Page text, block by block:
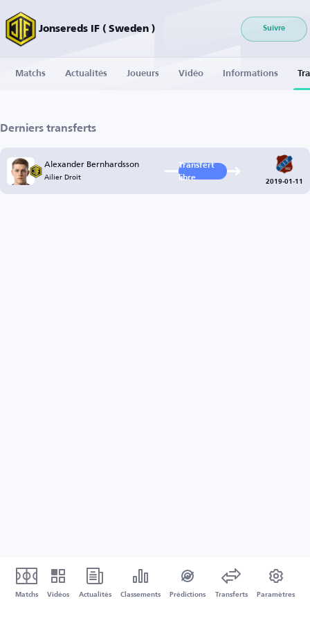
Jonsereds IF ( Sweden ) Suivre
Matchs Actualités Joueurs Vidéo Informations
Derniers transferts
Alexander Bernhardsson
Ailier Droit
Transfert
libre
2019-01-11
Matchs Vidéos Actualités Classements Prédictions Transferts Paramètres